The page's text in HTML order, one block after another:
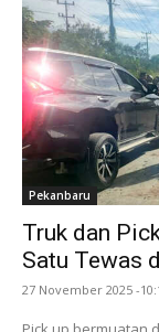
Pekanbaru
Truk dan
Satu Tewas
27 November 2025 -